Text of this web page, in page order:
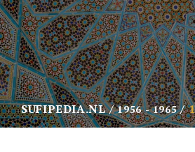
SUFIPEDIA.NL 1956 - 1965